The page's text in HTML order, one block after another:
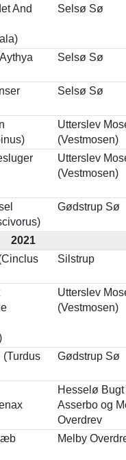
And
Selsø Sø
Selsø Sø
Selsø Sø
Utterslev
(Vestmosen)
Utterslev
(Vestmosen)
Gødstrup Sø
2021
Silstrup
Utterslev
(Vestmosen)
(Turdus
Gødstrup Sø
Hesselø Bugt
Asserbo og
Overdrev
Melby